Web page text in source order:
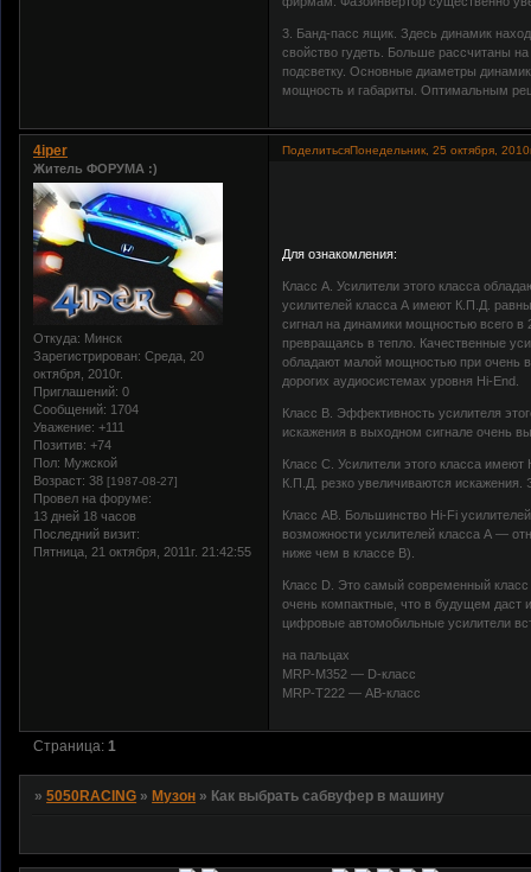
3. Банд-пасс ящик. Здесь динамик
свойство гудеть. Больше рассчитаны
подсветку. Основные диаметры
мощность и габариты. Оптимальным
ПоделитьсяПонедельник, 25 октября,
4iper
Житель ФОРУМА :)
Откуда: Минск
Зарегистрирован: Среда, 20
октября, 2010г.
Приглашений: 0
Сообщений: 1704
Уважение: +111
Позитив: +74
Пол: Мужской
Возраст: 38 [1987-08-27]
Провел на форуме:
13 дней 18 часов
Последний визит:
Пятница, 21 октября, 2011г. 21:42:55
Для ознакомления:
Класс А. Усилители этого класса
усилителей класса А имеют К.П.Д.
сигнал на динамики мощностью всего в
превращаясь в тепло. Качественные
обладают малой мощностью при очень
дорогих аудиосистемах уровня Hi-End.
Класс В. Эффективность усилителя
искажения в выходном сигнале очень
Класс С. Усилители этого класса
К.П.Д. резко увеличиваются искажения.
Класс АВ. Большинство Hi-Fi
возможности усилителей класса А —
ниже чем в классе В).
Класс D. Это самый современный
очень компактные, что в будущем
цифровые автомобильные усилители
на пальцах
MRP-M352 — D-класс
MRP-T222 — АВ-класс
Страница:1
»5050RACING »Музон » Как выбрать сабвуфер в машину